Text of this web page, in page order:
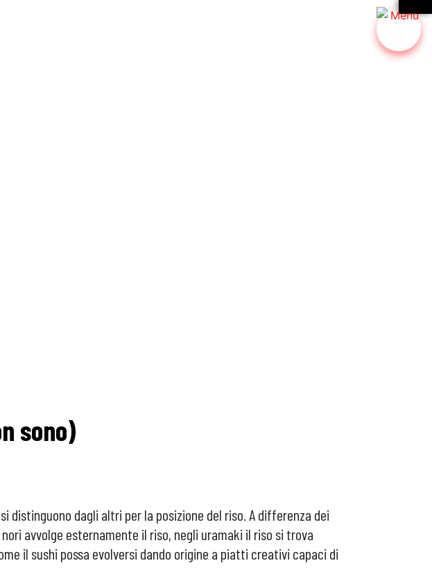
sono)
distinguono dagli altri per la posizione del riso. A differenza dei
avvolge esternamente il riso, negli uramaki il riso si trova
il sushi possa evolversi dando origine a piatti creativi capaci di